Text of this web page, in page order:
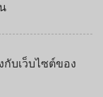
กับเว็บไซต์ของ